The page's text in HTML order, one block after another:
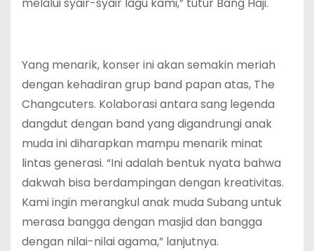
Yang menarik, konser ini akan semakin meriah
dengan kehadiran grup band papan atas, The
Changcuters. Kolaborasi antara sang legenda
dangdut dengan band yang digandrungi anak
muda ini diharapkan mampu menarik minat
lintas generasi. “Ini adalah bentuk nyata bahwa
dakwah bisa berdampingan dengan kreativitas.
Kami ingin merangkul anak muda Subang untuk
merasa bangga dengan masjid dan bangga
dengan nilai-nilai agama,” lanjutnya.